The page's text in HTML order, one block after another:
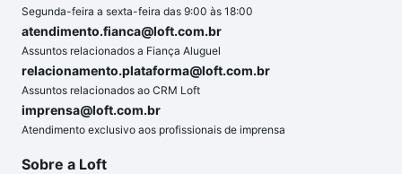
Segunda-feira a sexta-feira das 9:00 às 18:00
atendimento.fianca@loft.com.br
Assuntos relacionados a Fiança Aluguel
relacionamento.plataforma@loft.com.br
Assuntos relacionados ao CRM Loft
imprensa@loft.com.br
Atendimento exclusivo aos profissionais de imprensa
Sobre a Loft